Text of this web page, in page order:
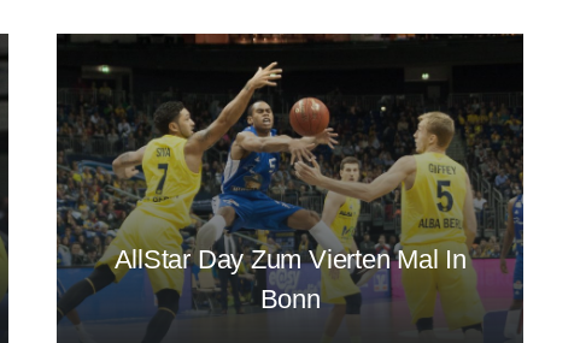
AllStar Day Zum Vierten Mal In
Bonn